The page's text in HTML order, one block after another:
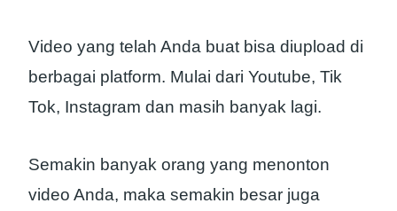
Video yang telah Anda buat bisa diupload di
berbagai platform. Mulai dari Youtube, Tik
Tok, Instagram dan masih banyak lagi.
Semakin banyak orang yang menonton
video Anda, maka semakin besar juga